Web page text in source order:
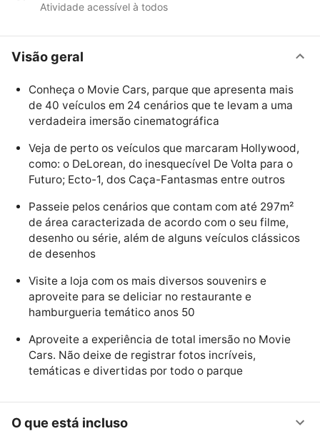
Atividade acessível à todos
Visão geral
Conheça o Movie Cars, parque que apresenta mais
de 40 veículos em 24 cenários que te levam a uma
verdadeira imersão cinematográfica
Veja de perto os veículos que marcaram Hollywood,
como: o DeLorean, do inesquecível De Volta para o
Futuro; Ecto-1, dos Caça-Fantasmas entre outros
Passeie pelos cenários que contam com até 297m²
de área caracterizada de acordo com o seu filme,
desenho ou série, além de alguns veículos clássicos
de desenhos
Visite a loja com os mais diversos souvenirs e
aproveite para se deliciar no restaurante e
hamburgueria temático anos 50
Aproveite a experiência de total imersão no Movie
Cars. Não deixe de registrar fotos incríveis,
temáticas e divertidas por todo o parque
O que está incluso